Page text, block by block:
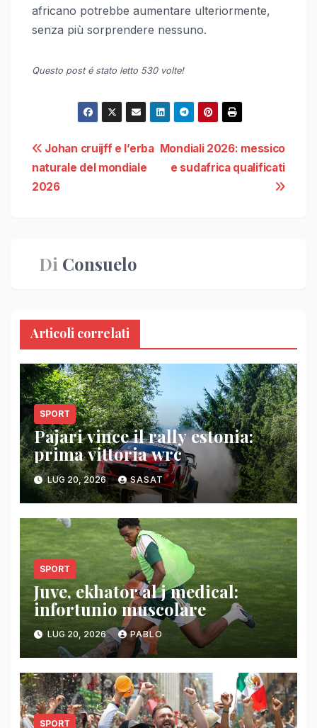
africano potrebbe aumentare ulteriormente,
senza più sorprendere nessuno.
Questo post é stato letto 530 volte!
Navigazione
articoli
Mondiali 2026: messico
e sudafrica qualificati
Johan cruijff e l’erba
naturale del mondiale
2026
Di Consuelo
Articoli correlati
SPORT
Pajari vince il rally estonia:
prima vittoria wrc
LUG 20, 2026 SASAT
SPORT
Juve, ekhator al j medical:
infortunio muscolare
LUG 20, 2026 PABLO
SPORT